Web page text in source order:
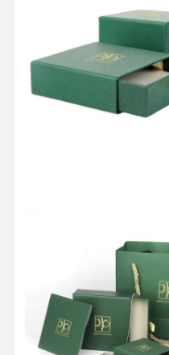
Kalite Kontrol Bize Ulaşın
Kozmetik ambalaj kutusu
Kağıt hediye kutusu